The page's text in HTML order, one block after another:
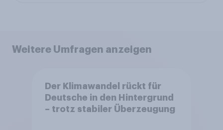
Weitere Umfragen anzeigen
Der Klimawandel rückt für
Deutsche in den Hintergrund
– trotz stabiler Überzeugung